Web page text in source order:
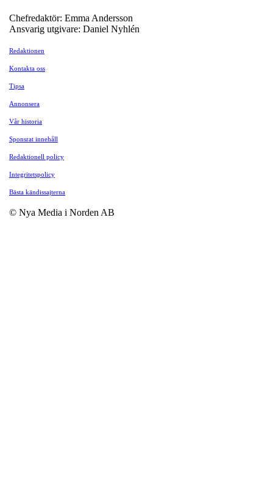
Chefredaktör: Emma Andersson
Ansvarig utgivare: Daniel Nyhlén
Redaktionen
Kontakta oss
Tipsa
Annonsera
Vår historia
Sponsrat innehåll
Redaktionell policy
Integritetspolicy
Bästa kändissajterna
© Nya Media i Norden AB